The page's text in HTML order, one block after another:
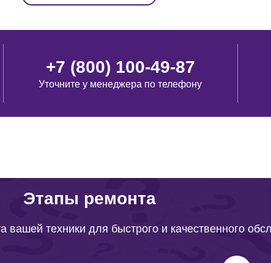
+7 (800) 100-49-87
Уточните у менеджера по телефону
Этапы ремонта
вашей техники для быстрого и качественного